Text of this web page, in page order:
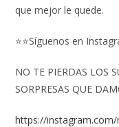
que mejor le quede.
⭐⭐Síguenos en
NO TE PIERDAS LOS
SORPRESAS QUE
https://instagram.com/